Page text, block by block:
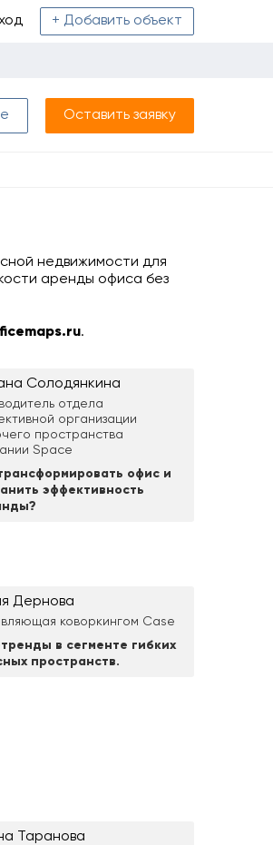
+ Добавить объект
Оставить заявку
недвижимости для
аренды офиса без
.
Солодянкина
отдела
организации
пространства
Space
офис и
эффективность
Дернова
коворкингом Case
в сегменте гибких
пространств.
Таранова